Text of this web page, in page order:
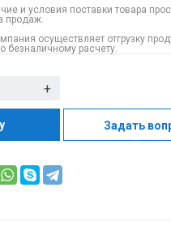
и условия поставки товара
продаж.
осуществляет отгрузку
безналичному расчету.
+
Задать